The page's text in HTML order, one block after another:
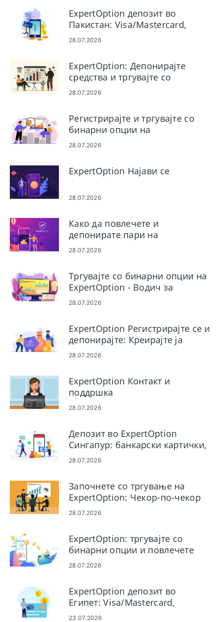
ExpertOption депозит во
Пакистан: Visa/Mastercard,
E‑плаќања и крипто
28.07.2026
ExpertOption: Депонирајте
средства и тргувајте со
бинарни опции
28.07.2026
Регистрирајте и тргувајте со
бинарни опции на
ExpertOption: Чекори на
28.07.2026
ExpertOption Најави се
28.07.2026
Како да повлечете и
депонирате пари на
ExpertOption
28.07.2026
Тргувајте со бинарни опции на
ExpertOption - Водич за
тргување чекор-по-чекор
28.07.2026
ExpertOption Регистрирајте се и
депонирајте: Креирајте ја
вашата сметка и додајте
28.07.2026
ExpertOption Контакт и
поддршка
28.07.2026
Депозит во ExpertOption
Сингапур: банкарски картички,
електронски плаќања и крипто
28.07.2026
Започнете со тргување на
ExpertOption: Чекор-по-чекор
за почетници
28.07.2026
ExpertOption: тргувајте со
бинарни опции и повлечете
пари
28.07.2026
ExpertOption депозит во
Египет: Visa/Mastercard,
електронски плаќања и крипто
23.07.2026